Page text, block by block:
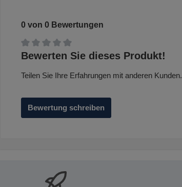
0 von 0 Bewertungen
Durchschnittliche Bewertung von 0 von 5 Sternen
Bewerten Sie dieses Produkt!
Teilen Sie Ihre Erfahrungen mit anderen Kunden.
Bewertung schreiben